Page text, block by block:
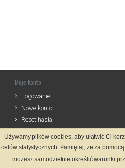
Moje Konto
Logowanie
Nowe konto
Reset hasła
Informacje
Regulamin
Używamy plików cookies, aby ułatwić Ci
celów statystycznych. Pamiętaj, że za
możesz samodzielnie określić warunki